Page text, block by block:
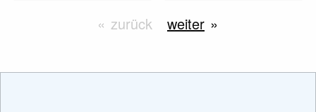
zurück weiter